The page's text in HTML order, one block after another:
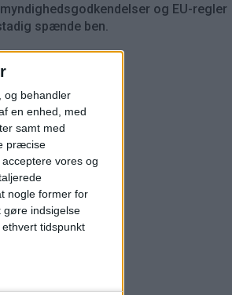
og behandler
en enhed, med
samt med
præcise
vores og
nogle former for
gøre indsigelse
tidspunkt
og EU-regler
spænde ben.